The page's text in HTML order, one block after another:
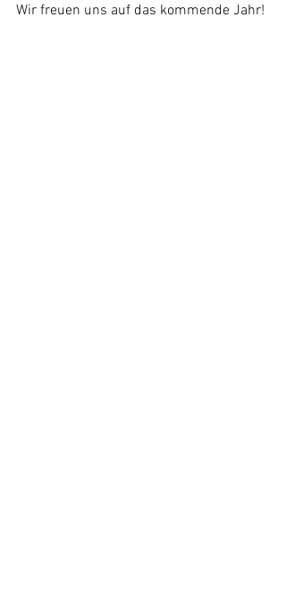
Wir freuen uns auf das kommende Jahr!